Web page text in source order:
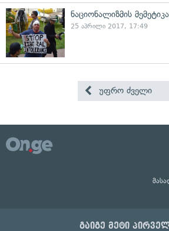
ნაციონალიზმის
25 აპრილი 2017, 17:49
უფრო ძველი
გაიგე მეტი